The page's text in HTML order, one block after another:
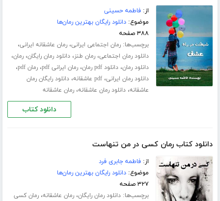
از:فاطمه حسینی
موضوع:دانلود رایگان بهترین رمان‌ها
۳۸۸ صفحه
برچسب‌ها:رمان اجتماعی ایرانی،رمان عاشقانه ایرانی،
دانلود رمان اجتماعی،رمان طنز،دانلود رمان رایگان،رمان،
دانلود رمان،دانلود pdf رمان ،رمان ایرانی pdf ،رمان pdf ،
دانلود رمان ایرانی،pdf عاشقانه ،دانلود رایگان رمان
عاشقانه،دانلود رمان عاشقانه،رمان عاشقانه
دانلود کتاب
دانلود کتاب رمان کسی در من تنهاست
از:فاطمه جابری فرد
موضوع:دانلود رایگان بهترین رمان‌ها
۳۲۷ صفحه
برچسب‌ها:دانلود رمان رایگان،رمان عاشقانه،رمان کسی